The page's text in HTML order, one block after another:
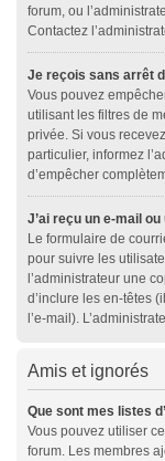
forum, ou
Contactez
Je reçois sans arrêt
Vous pouvez
utilisant les filtres de
privée. Si vous
particulier, informez
d’empêcher
J’ai reçu un e-mail
Le formulaire de
pour suivre les
l’administrateur une
d’inclure les en-têtes
l’e-mail).
Amis et ignorés
Que sont mes listes
Vous pouvez utiliser
forum. Les membres